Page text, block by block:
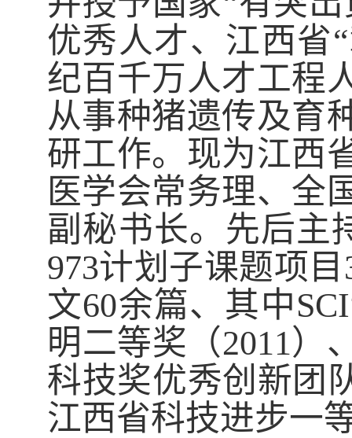
优秀人才、江西省
纪百千万人才工程
从事种猪遗传及育
研工作。现为江西
医学会常务理、全
副秘书长。先后主
973计划子课题项目
文60余篇、其中SCI
明二等奖（2011）
科技奖优秀创新团
江西省科技进步一